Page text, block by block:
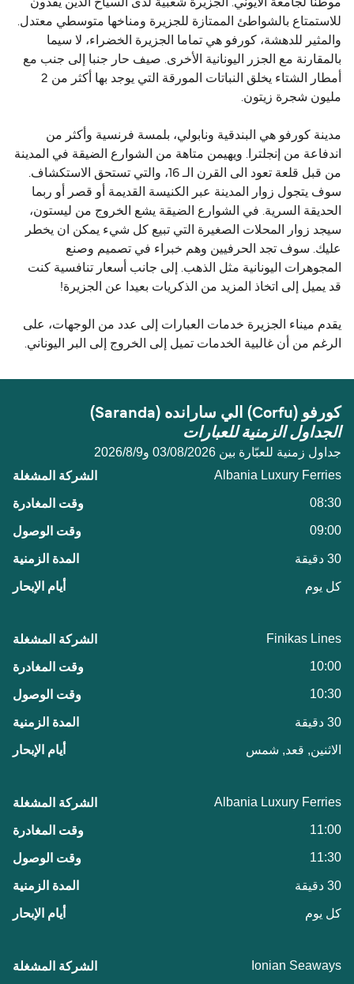
موطنا لجامعة الأيوني. الجزيرة شعبية لدى السياح الذين يفدون
للاستمتاع بالشواطئ الممتازة للجزيرة ومناخها متوسطي معتدل.
والمثير للدهشة، كورفو هي تماما الجزيرة الخضراء، لا سيما
بالمقارنة مع الجزر اليونانية الأخرى. صيف حار جنبا إلى جنب مع
أمطار الشتاء يخلق النباتات المورقة التي يوجد بها أكثر من 2
مليون شجرة زيتون.
مدينة كورفو هي البندقية ونابولي، بلمسة فرنسية وأكثر من
اندفاعة من إنجلترا. ويهيمن متاهة من الشوارع الضيقة في المدينة
من قبل قلعة تعود الى القرن الـ 16، والتي تستحق الاستكشاف.
سوف يتجول زوار المدينة عبر الكنيسة القديمة أو قصر أو ربما
الحديقة السرية. في الشوارع الضيقة يشع الخروج من ليستون،
سيجد زوار المحلات الصغيرة التي تبيع كل شيء يمكن ان يخطر
عليك. سوف تجد الحرفيين وهم خبراء في تصميم وصنع
المجوهرات اليونانية مثل الذهب. إلى جانب أسعار تنافسية كنت
قد يميل إلى اتخاذ المزيد من الذكريات بعيدا عن الجزيرة!
يقدم ميناء الجزيرة خدمات العبارات إلى عدد من الوجهات، على
الرغم من أن غالبية الخدمات تميل إلى الخروج إلى البر اليوناني.
كورفو (Corfu) الي سارانده (Saranda)
الجداول الزمنية للعبارات
جداول زمنية للعبّارة بين 03/08/2026 و9‏/8‏/2026
Albania Luxury Ferries
08:30
09:00
30 دقيقة
كل يوم
Finikas Lines
10:00
10:30
30 دقيقة
الاثنين, قعد, شمس
Albania Luxury Ferries
11:00
11:30
30 دقيقة
كل يوم
Ionian Seaways